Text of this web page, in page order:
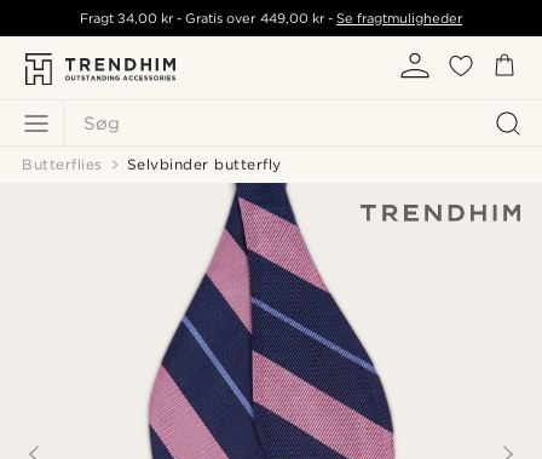
Søg
Fragt34,00 kr - Gratis over 449,00 kr- Se fragtmuligheder
Butterflies Selvbinder butterfly